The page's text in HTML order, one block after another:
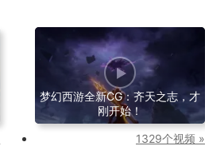
梦幻西游全新CG：齐天之志，才
刚开始！
1329个视频 »